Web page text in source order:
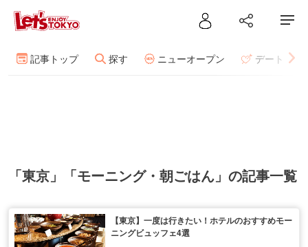
記事トップ 探す ニューオープン デート
「東京」「モーニング・朝ごはん」の記事一覧
【東京】一度は行きたい！ホテルのおすすめモー
ニングビュッフェ4選